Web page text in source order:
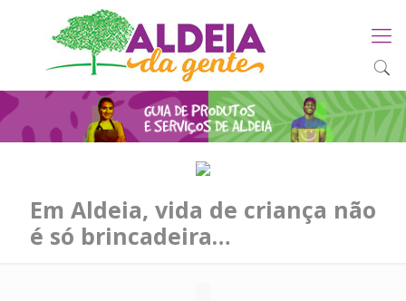
Em Aldeia, vida de criança não
é só brincadeira…